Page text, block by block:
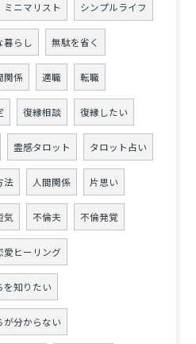
ミニマリスト シンプルライフ
暮らし 無駄を省く
関係 適職 転職
復縁相談 復縁したい
霊感タロット タロット占い
法 人間関係 片思い
気 不倫夫 不倫発覚
愛ヒーリング
を知りたい
が分からない